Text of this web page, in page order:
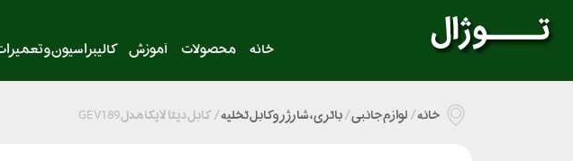
خانه محصولات آموزش کالیبراسیون و
خانه/لوازم جانبی/باتری ، شارژر و کابل تخلیه/ کابل دیتا لایکا مدل GEV189